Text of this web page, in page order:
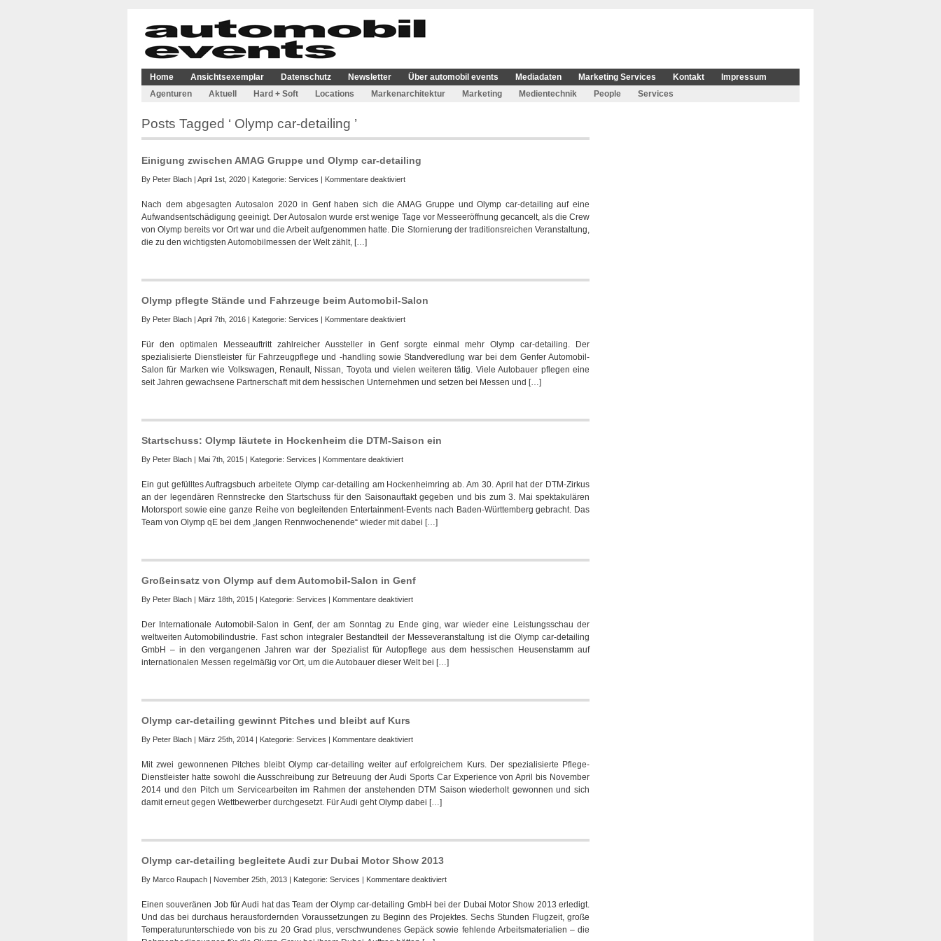
Home Ansichtsexemplar Datenschutz Newsletter Über automobil events Mediadaten Marketing Services Kontakt
Impressum
Agenturen
Aktuell Hard + Soft Locations Markenarchitektur Marketing Medientechnik People Services
Posts Tagged ‘ Olymp car-detailing ’
Einigung zwischen AMAG Gruppe und Olymp car-detailing
By Peter Blach | April 1st, 2020 | Kategorie: Services | Kommentare deaktiviertfür
zwischen
AMAG
Gruppe
detailing
Nach dem abgesagten Autosalon 2020 in Genf haben sich die AMAG Gruppe und Olymp car-detailing auf eine
Aufwandsentschädigung geeinigt. Der Autosalon wurde erst wenige Tage vor Messeeröffnung gecancelt, als die Crew
von Olymp bereits vor Ort war und die Arbeit aufgenommen hatte. Die Stornierung der traditionsreichen Veranstaltung,
die zu den wichtigsten Automobilmessen der Welt zählt, […]
Olymp pflegte Stände und Fahrzeuge beim Automobil-Salon
By Peter Blach | April 7th, 2016 | Kategorie: Services | Kommentare deaktiviertfür
pflegte
Stände
und
Fahrzeuge
Salon
Für den optimalen Messeauftritt zahlreicher Aussteller in Genf sorgte einmal mehr Olymp car-detailing. Der
spezialisierte Dienstleister für Fahrzeugpflege und -handling sowie Standveredlung war bei dem Genfer Automobil-
Salon für Marken wie Volkswagen, Renault, Nissan, Toyota und vielen weiteren tätig. Viele Autobauer pflegen eine
seit Jahren gewachsene Partnerschaft mit dem hessischen Unternehmen und setzen bei Messen und […]
Startschuss: Olymp läutete in Hockenheim die DTM-Saison ein
By Peter Blach | Mai 7th, 2015 | Kategorie: Services | Kommentare deaktiviertfür
Olymp
läutete
in
Hockenheim
Saison
Ein gut gefülltes Auftragsbuch arbeitete Olymp car-detailing am Hockenheimring ab. Am 30. April hat der DTM-Zirkus
an der legendären Rennstrecke den Startschuss für den Saisonauftakt gegeben und bis zum 3. Mai spektakulären
Motorsport sowie eine ganze Reihe von begleitenden Entertainment-Events nach Baden-Württemberg gebracht. Das
Team von Olymp qE bei dem „langen Rennwochenende“ wieder mit dabei […]
Großeinsatz von Olymp auf dem Automobil-Salon in Genf
By Peter Blach | März 18th, 2015 | Kategorie: Services | Kommentare deaktiviertfür
von
Olymp
auf
dem
in
Der Internationale Automobil-Salon in Genf, der am Sonntag zu Ende ging, war wieder eine Leistungsschau der
weltweiten Automobilindustrie. Fast schon integraler Bestandteil der Messeveranstaltung ist die Olymp car-detailing
GmbH – in den vergangenen Jahren war der Spezialist für Autopflege aus dem hessischen Heusenstamm auf
internationalen Messen regelmäßig vor Ort, um die Autobauer dieser Welt bei […]
Olymp car-detailing gewinnt Pitches und bleibt auf Kurs
By Peter Blach | März 25th, 2014 | Kategorie: Services | Kommentare deaktiviertfür
car-
detailing
gewinnt
Pitches
auf
Mit zwei gewonnenen Pitches bleibt Olymp car-detailing weiter auf erfolgreichem Kurs. Der spezialisierte Pflege-
Dienstleister hatte sowohl die Ausschreibung zur Betreuung der Audi Sports Car Experience von April bis November
2014 und den Pitch um Servicearbeiten im Rahmen der anstehenden DTM Saison wiederholt gewonnen und sich
damit erneut gegen Wettbewerber durchgesetzt. Für Audi geht Olymp dabei […]
Olymp car-detailing begleitete Audi zur Dubai Motor Show 2013
By Marco Raupach | November 25th, 2013 | Kategorie: Services | Kommentare deaktiviertfür
car-
detailing
begleitete
Einen souveränen Job für Audi hat das Team der Olymp car-detailing GmbH bei der Dubai Motor Show 2013 erledigt.
Und das bei durchaus herausfordernden Voraussetzungen zu Beginn des Projektes. Sechs Stunden Flugzeit, große
Temperaturunterschiede von bis zu 20 Grad plus, verschwundenes Gepäck sowie fehlende Arbeitsmaterialien – die